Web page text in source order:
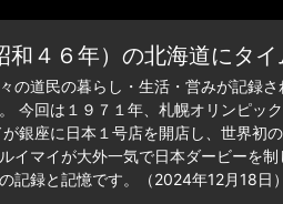
和４６年）の北海道にタ
の道民の暮らし・生活・営みが記録
今回は１９７１年、札幌オリンピッ
銀座に日本１号店を開店し、世界初
イマイが大外一気で日本ダービーを
記録と記憶です。（2024年12月18日）